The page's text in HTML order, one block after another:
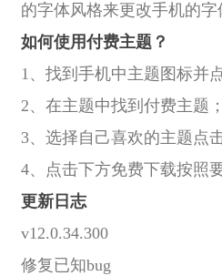
的字体风格来更改手机的字
如何使用付费主题？
1、找到手机中主题图标并
2、在主题中找到付费主题；
3、选择自己喜欢的主题点
4、点击下方免费下载按照
更新日志
v12.0.34.300
修复已知bug